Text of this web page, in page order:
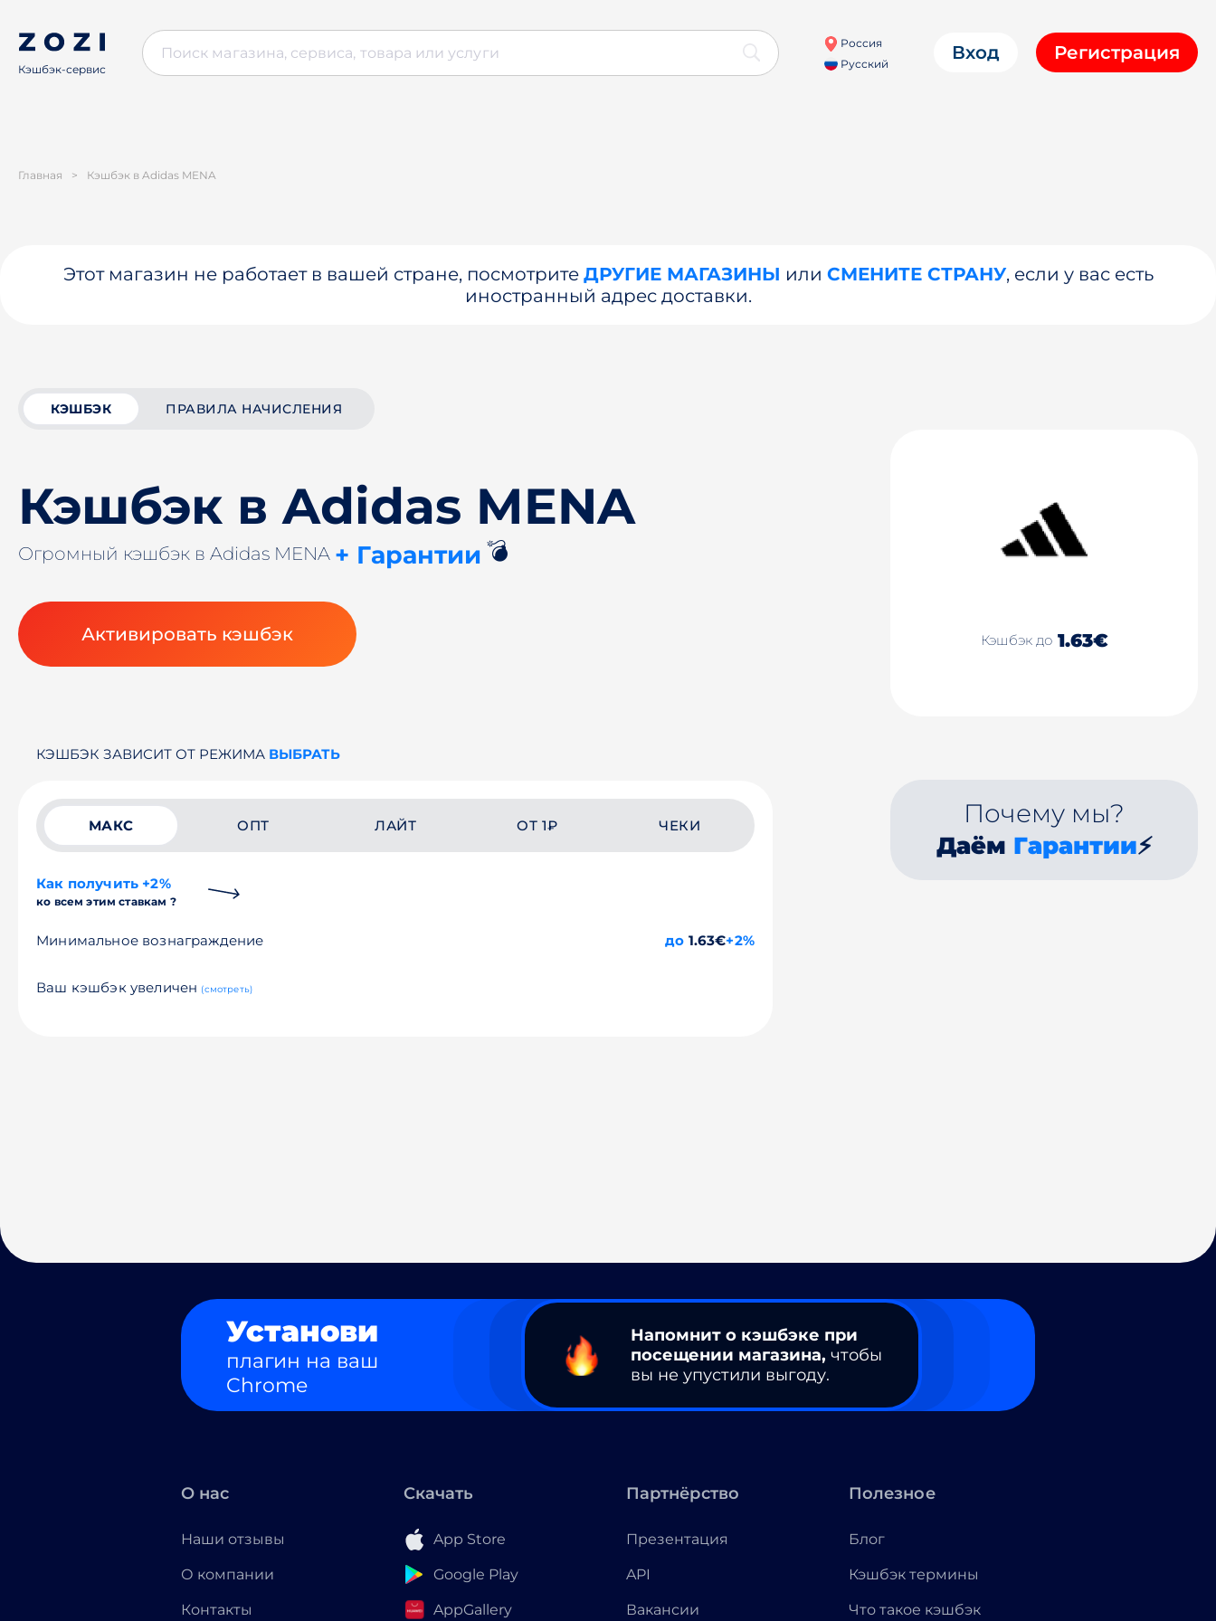
Кэшбэк-сервис
Россия
Русский
Вход Регистрация
Главная > Кэшбэк в Adidas MENA
Этот магазин не работает в вашей стране, посмотрите ДРУГИЕ МАГАЗИНЫ или СМЕНИТЕ СТРАНУ, если у вас есть
иностранный адрес доставки.
КЭШБЭК ПРАВИЛА НАЧИСЛЕНИЯ
Кэшбэк в Adidas MENA
Огромный кэшбэк в Adidas MENA + Гарантии 💣
Активировать кэшбэк Кэшбэк до 1.63€
КЭШБЭК ЗАВИСИТ ОТ РЕЖИМА ВЫБРАТЬ
МАКС ОПТ ЛАЙТ ОТ 1₽ ЧЕКИ
Как получить +2%
ко всем этим ставкам ?
Минимальное вознаграждение до 1.63€+2%
Ваш кэшбэк увеличен (смотреть)
Почему мы?
Даём Гарантии⚡
Установи
плагин на ваш
Chrome
Напомнит о кэшбэке при
посещении магазина, чтобы
вы не упустили выгоду.
О нас
Наши отзывы
О компании
Контакты
Скачать
App Store
Google Play
AppGallery
Партнёрство
Презентация
API
Вакансии
Полезное
Блог
Кэшбэк термины
Что такое кэшбэк